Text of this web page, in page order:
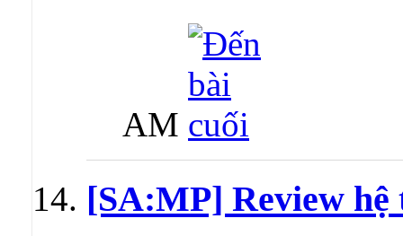
AM
[SA:MP] Review hệ